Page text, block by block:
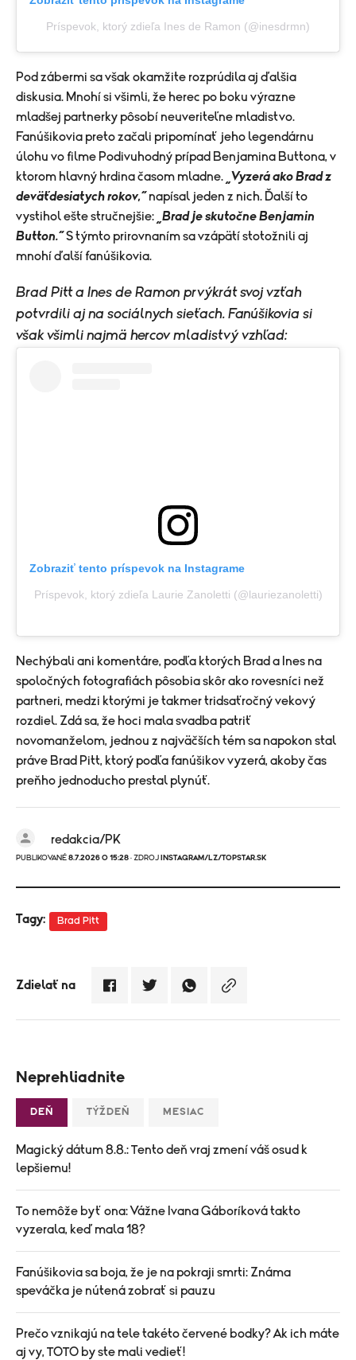
Príspevok, ktorý zdieľa Ines de Ramon (@inesdrmn)
Pod zábermi sa však okamžite rozprúdila aj ďalšia
diskusia. Mnohí si všimli, že herec po boku výrazne
mladšej partnerky pôsobí neuveriteľne mladistvo.
Fanúšikovia preto začali pripomínať jeho legendárnu
úlohu vo filme Podivuhodný prípad Benjamina Buttona, v
ktorom hlavný hrdina časom mladne.
„Vyzerá ako Brad z
deväťdesiatych rokov,“ napísal jeden z nich. Ďalší to
vystihol ešte stručnejšie: „Brad je skutočne Benjamin
Button.“S týmto prirovnaním sa vzápätí stotožnili aj
mnohí ďalší fanúšikovia.
Brad Pitt a Ines de Ramon prvýkrát svoj vzťah
potvrdili aj na sociálnych sieťach. Fanúšikovia si
však všimli najmä hercov mladistvý vzhľad:
Zobraziť tento príspevok na Instagrame
Príspevok, ktorý zdieľa Laurie Zanoletti (@lauriezanoletti)
Nechýbali ani komentáre, podľa ktorých Brad a Ines na
spoločných fotografiách pôsobia skôr ako rovesníci než
partneri, medzi ktorými je takmer tridsaťročný vekový
rozdiel. Zdá sa, že hoci mala svadba patriť
novomanželom, jednou z najväčších tém sa napokon stal
práve Brad Pitt, ktorý podľa fanúšikov vyzerá, akoby čas
preňho jednoducho prestal plynúť.
redakcia/PK
PUBLIKOVANÉ 8.7.2026 O 15:28 · ZDROJ INSTAGRAM/LZ/TOPSTAR.SK
Tagy: Brad Pitt
Zdielať na
Neprehliadnite
DEŇ TÝŽDEŇ MESIAC
Magický dátum 8.8.: Tento deň vraj zmení váš osud k
lepšiemu!
To nemôže byť ona: Vážne Ivana Gáboríková takto
vyzerala, keď mala 18?
Fanúšikovia sa boja, že je na pokraji smrti: Známa
speváčka je nútená zobrať si pauzu
Prečo vznikajú na tele takéto červené bodky? Ak ich máte
aj vy, TOTO by ste mali vedieť!